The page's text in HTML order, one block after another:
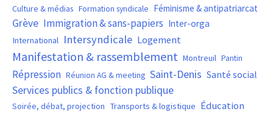
Culture & médias Formation syndicale Féminisme & antipatriarcat
Grève Immigration & sans-papiers Inter-orga
International Intersyndicale Logement
Manifestation & rassemblement Montreuil Pantin
Répression Réunion AG & meeting Saint-Denis Santé social
Services publics & fonction publique
Soirée, débat, projection Transports & logistique Éducation